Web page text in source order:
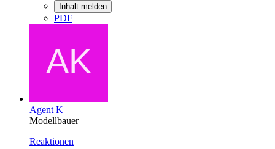
Inhalt melden
PDF
Agent K
Modellbauer
Reaktionen